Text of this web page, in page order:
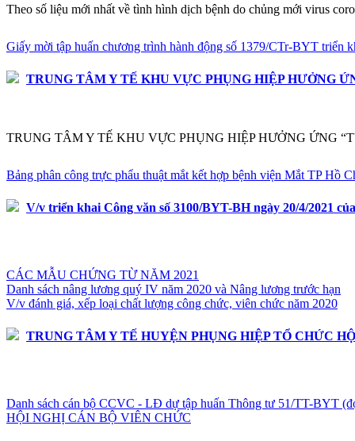
Theo số liệu mới nhất về tình hình dịch bệnh do chủng mới virus
Giấy mời tập huấn chương trình hành động số 1379/CTr-BYT triển
TRUNG TÂM Y TẾ KHU VỰC PHỤNG HIỆP HƯỞNG
TRUNG TÂM Y TẾ KHU VỰC PHỤNG HIỆP HƯỞNG ỨNG
Bảng phân công trực phẩu thuật mắt kết hợp bệnh viện Mắt TP Hồ
V/v triển khai Công văn số 3100/BYT-BH ngày 20/4/2021
CÁC MẪU CHỨNG TỪ NĂM 2021
Danh sách nâng lương quý IV năm 2020 và Nâng lương trước hạn
V/v đánh giá, xếp loại chất lượng công chức, viên chức năm 2020
TRUNG TÂM Y TẾ HUYỆN PHỤNG HIỆP TỔ CHỨC
Danh sách cán bộ CCVC - LĐ dự tập huấn Thông tư 51/TT-BYT
HỘI NGHỊ CÁN BỘ VIÊN CHỨC